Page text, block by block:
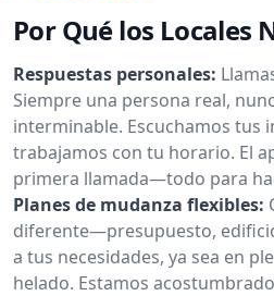
Por Qué los Locales
Respuestas personales:
Siempre una persona real,
interminable. Escuchamos tus
trabajamos con tu horario. El
primera llamada—todo para
Planes de mudanza flexibles:
diferente—presupuesto,
a tus necesidades, ya sea en
helado. Estamos